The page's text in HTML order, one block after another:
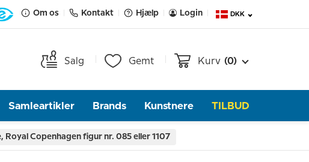
Om os Kontakt Hjælp Login DKK
Salg Gemt Kurv (0)
Samleartikler Brands Kunstnere TILBUD
Royal Copenhagen figur nr. 085 eller 1107